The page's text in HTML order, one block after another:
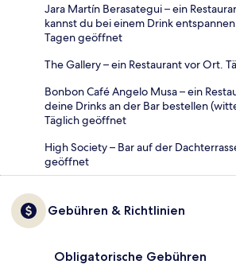
Jara Martín Berasategui – ein
kannst du bei einem Drink
Tagen geöffnet
The Gallery – ein Restaurant vor Ort.
Bonbon Café Angelo Musa – ein
deine Drinks an der Bar bestellen
Täglich geöffnet
High Society – Bar auf der
geöffnet
Gebühren & Richtlinien
Obligatorische Gebühren